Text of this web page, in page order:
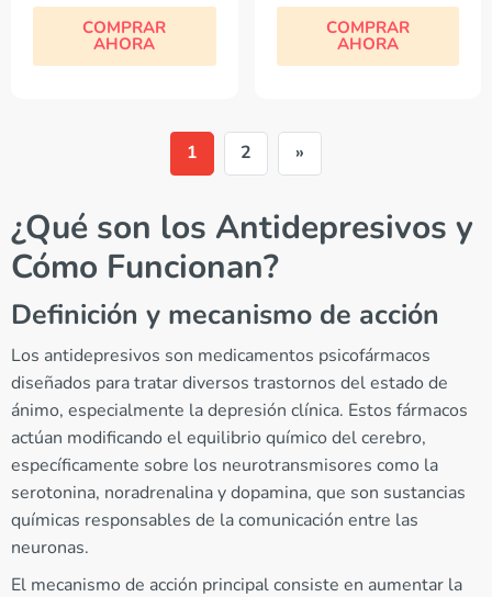
COMPRAR
AHORA
COMPRAR
AHORA
1 2 »
¿Qué son los Antidepresivos y
Cómo Funcionan?
Definición y mecanismo de acción
Los antidepresivos son medicamentos psicofármacos
diseñados para tratar diversos trastornos del estado de
ánimo, especialmente la depresión clínica. Estos fármacos
actúan modificando el equilibrio químico del cerebro,
específicamente sobre los neurotransmisores como la
serotonina, noradrenalina y dopamina, que son sustancias
químicas responsables de la comunicación entre las
neuronas.
El mecanismo de acción principal consiste en aumentar la